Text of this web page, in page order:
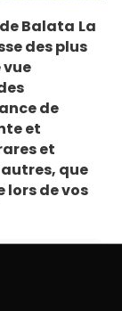
Balata La
des plus
vue
de
et
et
que
lors de vos